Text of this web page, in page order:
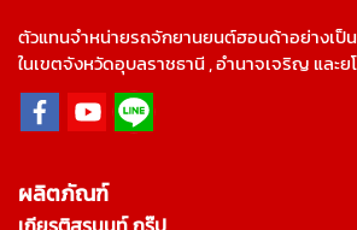
ตัวแทนจำหน่ายรถจักยานยนต์ฮอนด้าอย่างเป็
ในเขตจังหวัดอุบลราชธานี , อำนาจเจริญ และย
ผลิตภัณฑ์